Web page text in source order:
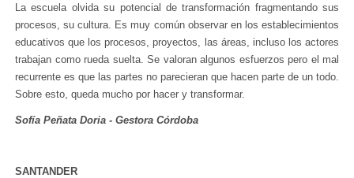
La escuela olvida su potencial de transformación fragmentando sus
procesos, su cultura. Es muy común observar en los establecimientos
educativos que los procesos, proyectos, las áreas, incluso los actores
trabajan como rueda suelta. Se valoran algunos esfuerzos pero el mal
recurrente es que las partes no parecieran que hacen parte de un todo.
Sobre esto, queda mucho por hacer y transformar.
Sofía Peñata Doria - Gestora Córdoba
SANTANDER